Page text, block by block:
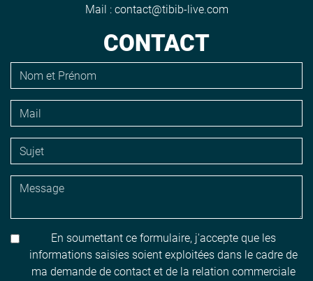
Mail : contact@tibib-live.com
CONTACT
En soumettant ce formulaire, j'accepte que les
informations saisies soient exploitées dans le cadre de
ma demande de contact et de la relation commerciale